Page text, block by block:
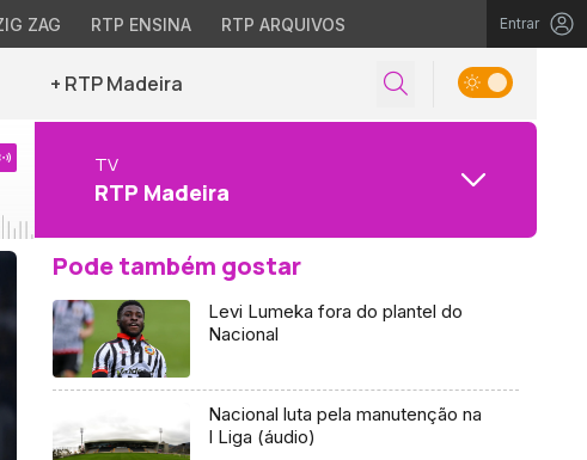
ZAG RTP ENSINA RTP ARQUIVOS Entrar
+ RTP Madeira
TV
RTP Madeira
Pode também gostar
Levi Lumeka fora do plantel do
Nacional
Nacional luta pela manutenção na
I Liga (áudio)